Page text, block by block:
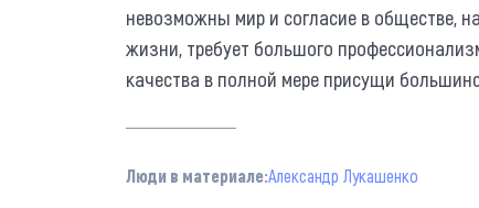
невозможны мир и согласие в обществе,
жизни, требует большого
качества в полной мере присущи
Люди в материале:Александр Лукашенко